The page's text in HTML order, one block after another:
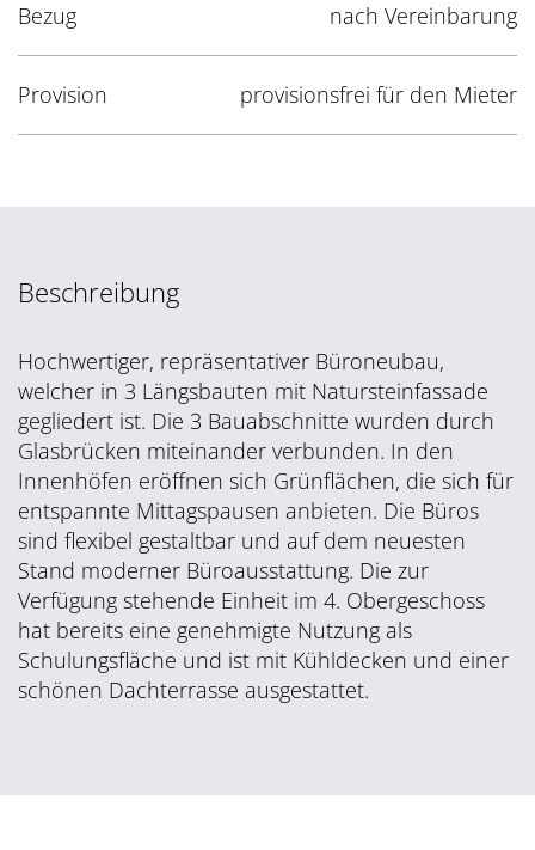
Bezug nach Vereinbarung
Provision provisionsfrei für den Mieter
Beschreibung
Hochwertiger, repräsentativer Büroneubau,
welcher in 3 Längsbauten mit Natursteinfassade
gegliedert ist. Die 3 Bauabschnitte wurden durch
Glasbrücken miteinander verbunden. In den
Innenhöfen eröffnen sich Grünflächen, die sich für
entspannte Mittagspausen anbieten. Die Büros
sind flexibel gestaltbar und auf dem neuesten
Stand moderner Büroausstattung. Die zur
Verfügung stehende Einheit im 4. Obergeschoss
hat bereits eine genehmigte Nutzung als
Schulungsfläche und ist mit Kühldecken und einer
schönen Dachterrasse ausgestattet.